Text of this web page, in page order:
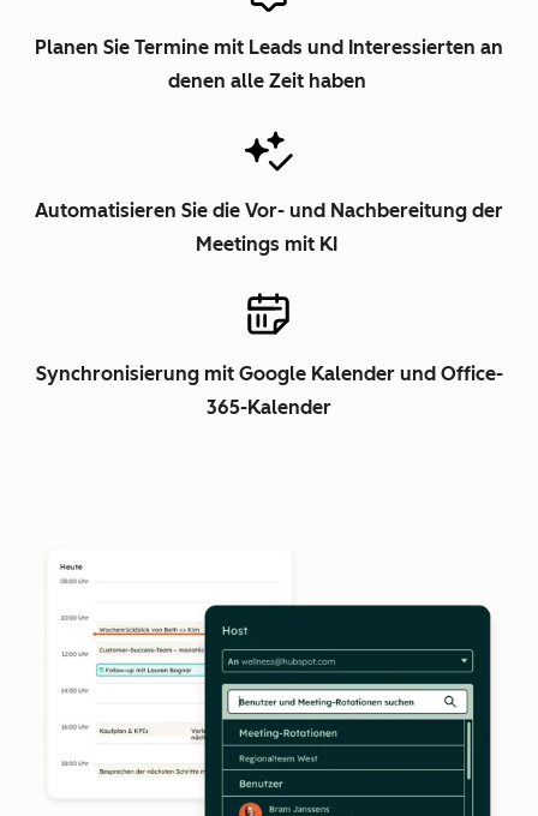
Planen Sie Termine mit Leads und Interessierten an
denen alle Zeit haben
Automatisieren Sie die Vor- und Nachbereitung der
Meetings mit KI
Synchronisierung mit Google Kalender und Office-
365-Kalender